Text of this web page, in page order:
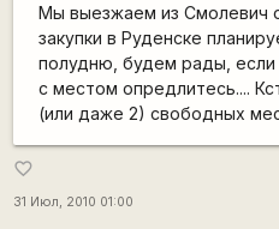
Мы выезжаем из Смолевич
закупки в Руденске
полудню, будем рады,
с местом опредлитесь....
(или даже 2) свободных
favorite_border
31 Июл, 2010 01:00